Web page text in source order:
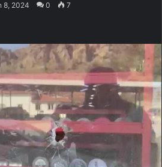
8, 2024 0 7